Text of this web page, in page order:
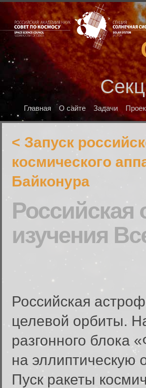
Главная О сайте Задачи
< Запуск
космического
Байконура
Российская
изучения
Российская
целевой орбиты.
разгонного блока
на эллиптическую
Пуск ракеты